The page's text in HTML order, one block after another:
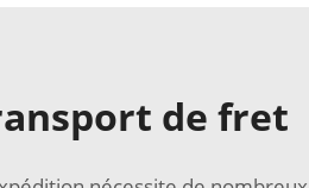
de fret